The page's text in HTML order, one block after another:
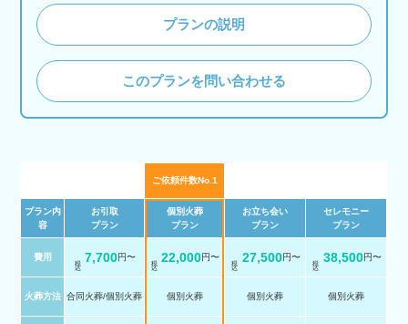
プランの説明
このプランを問い合わせる
ご依頼件数No.1
プラン内
容
お引取
プラン
個別火葬
プラン
お立ち会い
プラン
セレモニー
プラン
費用 7,700円〜 22,000円〜 27,500円〜 38,500円〜
火葬方法 合同火葬/個別火葬 個別火葬 個別火葬 個別火葬